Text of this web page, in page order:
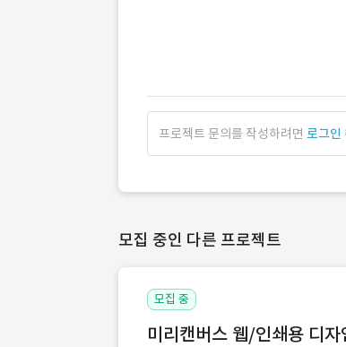
프로젝트 문의를 작성하려면 로그인
모집 중인 다른 프로젝트
모집 중
미리캔버스 웹/인쇄용 디